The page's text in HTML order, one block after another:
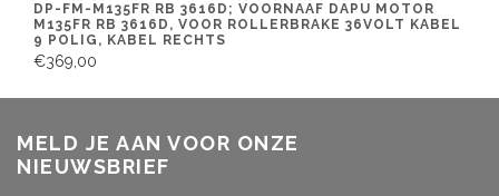
DP-FM-M135FR RB 3616D; VOORNAAF DAPU MOTOR
M135FR RB 3616D, VOOR ROLLERBRAKE 36VOLT KABEL
9 POLIG, KABEL RECHTS
€369,00
MELD JE AAN VOOR ONZE
NIEUWSBRIEF